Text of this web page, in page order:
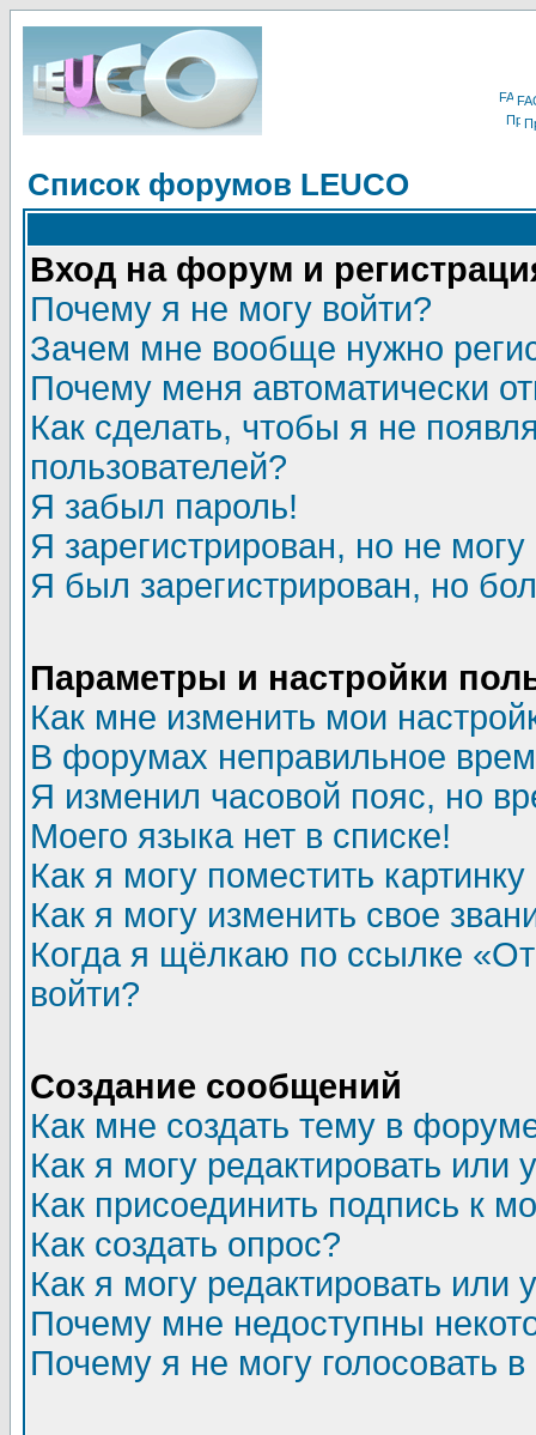
Список форумов LEUCO
Вход на форум и
Почему я не могу войти?
Зачем мне вообще нужно
Почему меня автоматически
Как сделать, чтобы я не
пользователей?
Я забыл пароль!
Я зарегистрирован, но не могу
Я был зарегистрирован, но
Параметры и настройки
Как мне изменить мои
В форумах неправильное
Я изменил часовой пояс, но
Моего языка нет в списке!
Как я могу поместить
Как я могу изменить свое
Когда я щёлкаю по ссылке
войти?
Создание сообщений
Как мне создать тему в
Как я могу редактировать или
Как присоединить подпись к
Как создать опрос?
Как я могу редактировать или
Почему мне недоступны
Почему я не могу голосовать